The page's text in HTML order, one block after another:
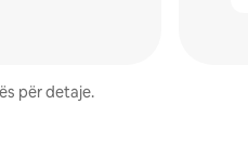
për detaje.